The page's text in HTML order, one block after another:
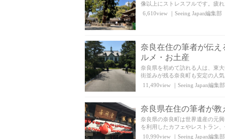
像以上にストレスフルです。疲
6,610view
Seeing Japan編集部
奈良在住の筆者が伝
ルメ・お土産
奈良県を初めて訪れる人は、東
街並みが残る奈良町も安定の人
11,490view
Seeing Japan編集部
奈良県在住の筆者が教
奈良県の奈良町は世界遺産の元
を利用したカフェやレストラン
10,990view
Seeing Japan編集部